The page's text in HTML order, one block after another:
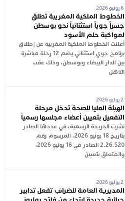
6 يوليو 2026
الخطوط الملكية المغربية تطلق
جسراً جوياً استثنائياً نحو بوسطن
لمواكبة حلم الأسود
أعلنت الخطوط الملكية المغربية عن إطلاق
برنامج جوي استثنائي يضم 12 رحلة مباشرة
بين الدار البيضاء وبوسطن، وذلك عقب
التأهل
2 يوليو 2026
الهيئة العليا للصحة تدخل مرحلة
التفعيل بتعيين أعضاء مجلسها رسمياً
نشرت الجريدة الرسمية، في عددها الصادر
بتاريخ 18 يونيو 2026، المرسوم رقم
2.26.520 الصادر في 16 يونيو 2026،
والمتعلق بتعيين
2 يوليو 2026
المديرية العامة للضرائب تفعل تدابير